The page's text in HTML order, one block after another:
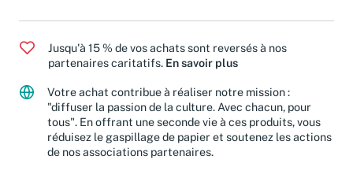
Jusqu'à 15 % de vos achats sont reversés à nos
partenaires caritatifs.
En savoir plus
Votre achat contribue à réaliser notre mission :
"diffuser la passion de la culture. Avec chacun, pour
tous". En offrant une seconde vie à ces produits, vous
réduisez le gaspillage de papier et soutenez les actions
de nos associations partenaires.